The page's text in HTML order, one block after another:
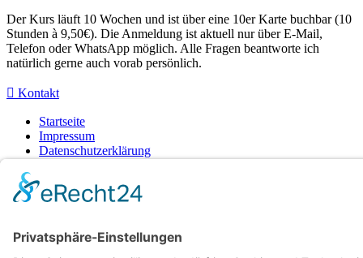
Der Kurs läuft 10 Wochen und ist über eine 10er Karte buchbar (10
Stunden à 9,50€). Die Anmeldung ist aktuell nur über E-Mail,
Telefon oder WhatsApp möglich. Alle Fragen beantworte ich
natürlich gerne auch vorab persönlich.
Kontakt
Startseite
Impressum
Datenschutzerklärung
Vertrag widerrufen
AGB